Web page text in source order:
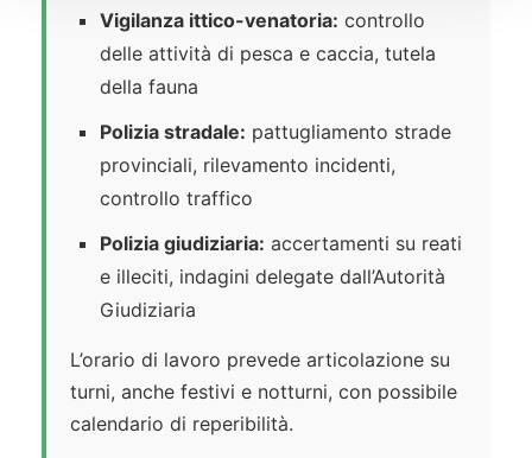
Vigilanza ittico-venatoria: controllo
delle attività di pesca e caccia, tutela
della fauna
Polizia stradale: pattugliamento strade
provinciali, rilevamento incidenti,
controllo traffico
Polizia giudiziaria: accertamenti su reati
e illeciti, indagini delegate dall’Autorità
Giudiziaria
L’orario di lavoro prevede articolazione su
turni, anche festivi e notturni, con possibile
calendario di reperibilità.